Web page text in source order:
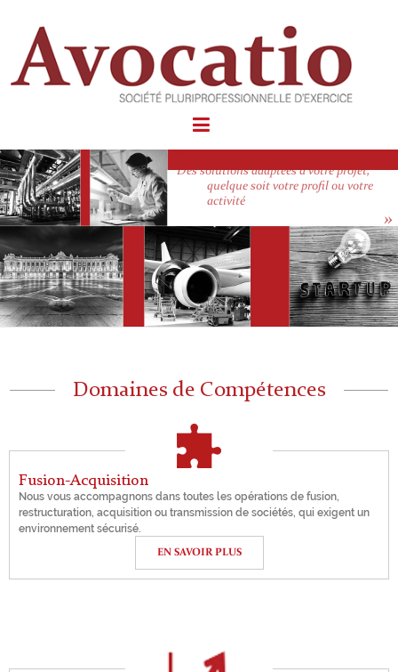
Des solutions adaptées à votre projet,
quelque soit votre profil ou votre
activité
Domaines de Compétences
Fusion-Acquisition
Nous vous accompagnons dans toutes les opérations de fusion,
restructuration, acquisition ou transmission de sociétés, qui exigent un
environnement sécurisé.
EN SAVOIR PLUS